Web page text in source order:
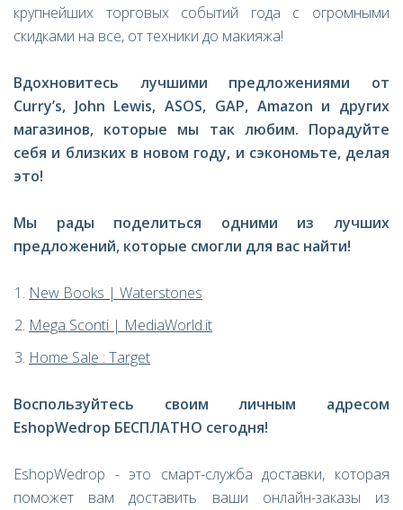
крупнейших торговых событий года с огромными
скидками на все, от техники до макияжа!
Вдохновитесь лучшими предложениями от
Curry’s, John Lewis,ASOS, GAP, Amazon и других
магазинов, которые мы так любим. Порадуйте
себя и близких в новом году, и сэкономьте, делая
это!
Мы рады поделиться одними из лучших
предложений, которые смогли для вас найти!
New Books | Waterstones
Mega Sconti | MediaWorld.it
Home Sale : Target
Воспользуйтесь своим личным адресом
EshopWedrop БЕСПЛАТНО сегодня!
EshopWedrop - это смарт-служба доставки, которая
поможет вам доставить ваши онлайн-заказы из